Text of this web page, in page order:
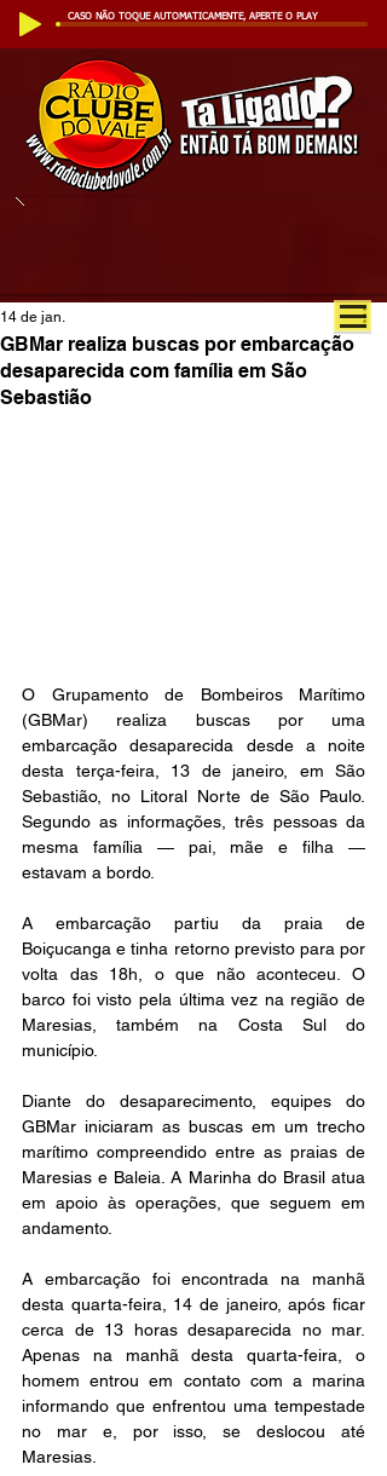
CASO NÃO TOQUE AUTOMATICAMENTE, APERTE O PLAY
GBMar realiza buscas por embarcação
desaparecida com família em São
Sebastião
14 de jan.
O Grupamento de Bombeiros Marítimo
(GBMar) realiza buscas por uma
embarcação desaparecida desde a noite
desta terça-feira, 13 de janeiro, em São
Sebastião, no Litoral Norte de São Paulo.
Segundo as informações, três pessoas da
mesma família — pai, mãe e filha —
estavam a bordo.
A embarcação partiu da praia de
Boiçucanga e tinha retorno previsto para por
volta das 18h, o que não aconteceu. O
barco foi visto pela última vez na região de
Maresias, também na Costa Sul do
município.
Diante do desaparecimento, equipes do
GBMar iniciaram as buscas em um trecho
marítimo compreendido entre as praias de
Maresias e Baleia. A Marinha do Brasil atua
em apoio às operações, que seguem em
andamento.
A embarcação foi encontrada na manhã
desta quarta-feira, 14 de janeiro, após ficar
cerca de 13 horas desaparecida no mar.
Apenas na manhã desta quarta-feira, o
homem entrou em contato com a marina
informando que enfrentou uma tempestade
no mar e, por isso, se deslocou até
Maresias.